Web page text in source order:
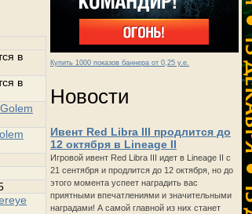
Купить 1000 показов баннера от 0,25 у.е.
Новости
Ивент Red Libra III продлится до
12 октября в Lineage II
Игровой ивент Red Libra III идет в Lineage II с
21 сентября и продлится до 12 октября, но до
этого момента успеет наградить вас
приятными впечатлениями и значительными
наградами! А самой главной из них станет
в
в